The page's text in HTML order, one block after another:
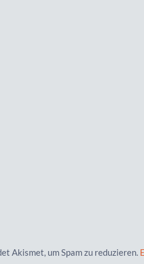
Akismet, um Spam zu reduzieren.